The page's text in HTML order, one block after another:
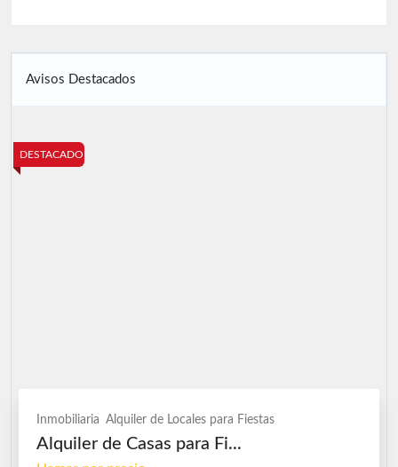
Avisos Destacados
DESTACADO
Inmobiliaria Alquiler de Locales para Fiestas
Alquiler de Casas para Fi...